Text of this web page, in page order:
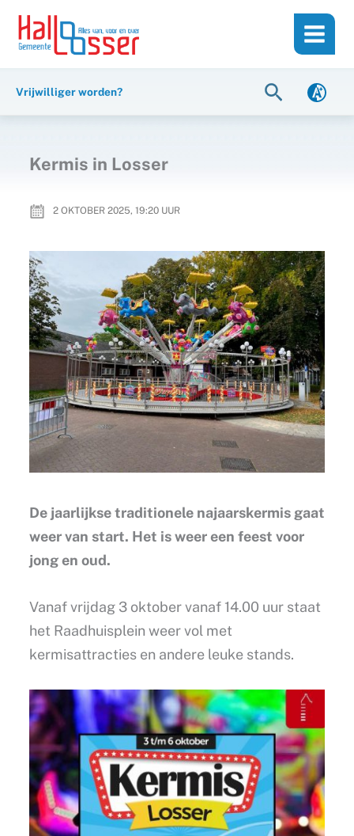
inhoud
naar
Vrijwilliger worden? Zoeken
Kermis in Losser
2 OKTOBER 2025, 19:20UUR
De jaarlijkse traditionele najaarskermis gaat
weer van start. Het is weer een feest voor
jong en oud.
Vanaf vrijdag 3 oktober vanaf 14.00 uur staat
het Raadhuisplein weer vol met
kermisattracties en andere leuke stands.